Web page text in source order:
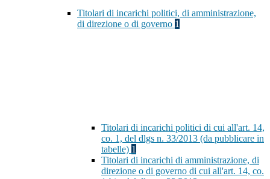
Titolari di incarichi politici, di amministrazione,
di direzione o di governo 1
Titolari di incarichi politici di cui all'art. 14,
co. 1, del dlgs n. 33/2013 (da pubblicare in
tabelle) 1
Titolari di incarichi di amministrazione, di
direzione o di governo di cui all'art. 14, co.